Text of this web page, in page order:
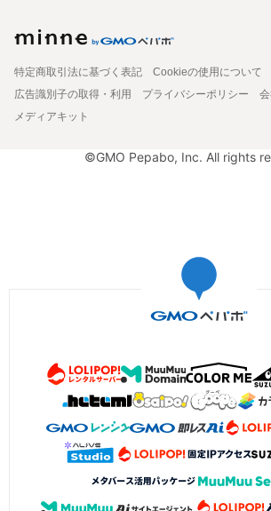
特定商取引法に基づく表記
Cookieの使用について
広告識別子の取得・利用
プライバシーポリシー
メディアキット
©GMO Pepabo, Inc. All rights